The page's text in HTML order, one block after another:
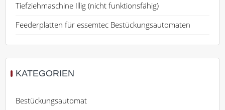
Tiefziehmaschine Illig (nicht funktionsfähig)
Feederplatten für essemtec Bestückungsautomaten
KATEGORIEN
Bestückungsautomat